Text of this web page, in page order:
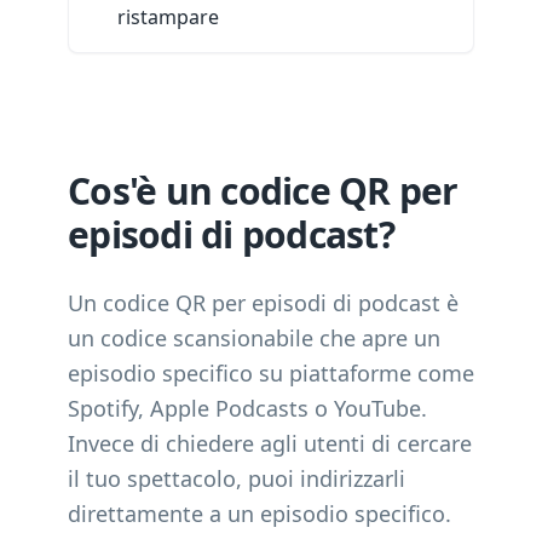
ristampare
Cos'è un codice QR per
episodi di podcast?
Un codice QR per episodi di podcast è
un codice scansionabile che apre un
episodio specifico su piattaforme come
Spotify, Apple Podcasts o YouTube.
Invece di chiedere agli utenti di cercare
il tuo spettacolo, puoi indirizzarli
direttamente a un episodio specifico.